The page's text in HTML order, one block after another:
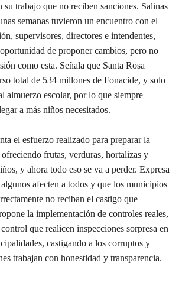
su trabajo que no reciben sanciones. Salinas
semanas tuvieron un encuentro con el
supervisores, directores e intendentes,
de proponer cambios, pero no
como esta. Señala que Santa Rosa
total de 534 millones de Fonacide, y solo
almuerzo escolar, por lo que siempre
a más niños necesitados.
el esfuerzo realizado para preparar la
frutas, verduras, hortalizas y
y ahora todo eso se va a perder. Expresa
afecten a todos y que los municipios
no reciban el castigo que
la implementación de controles reales,
que realicen inspecciones sorpresa en
castigando a los corruptos y
trabajan con honestidad y transparencia.